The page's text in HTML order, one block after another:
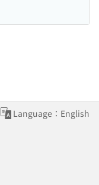
Language：English